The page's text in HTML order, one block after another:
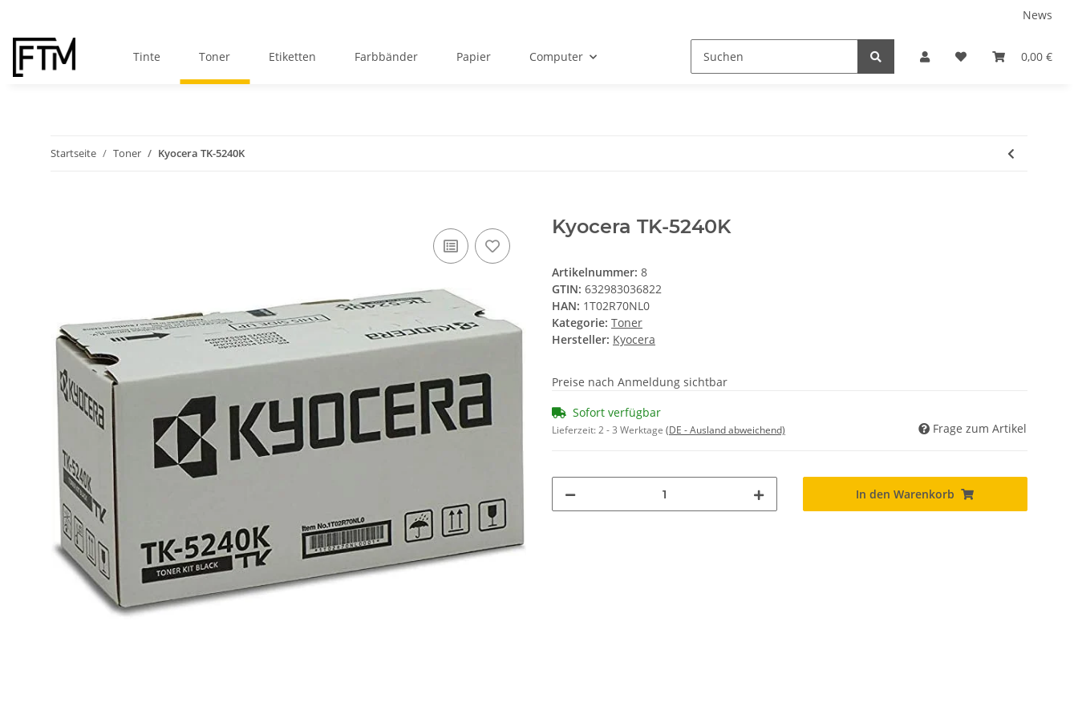
News
0,00 €
Tinte Toner Etiketten Farbbänder Papier Computer
Startseite Toner Kyocera TK-5240K
Kyocera TK-5240K
Artikelnummer: 8
GTIN: 632983036822
HAN: 1T02R70NL0
Kategorie: Toner
Hersteller: Kyocera
Preise nach Anmeldung sichtbar
Sofort verfügbar
Lieferzeit:2 - 3 Werktage (DE - Ausland abweichend) Frage zum Artikel
In den Warenkorb